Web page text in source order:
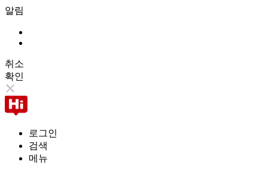
알림
취소
확인
로그인
검색
메뉴